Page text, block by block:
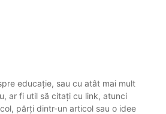
educație, sau cu atât mai mult
ar fi util să citați cu link, atunci
părți dintr-un articol sau o idee